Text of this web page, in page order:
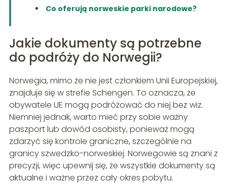
Co oferują norweskie parki narodowe?
Jakie dokumenty są potrzebne
do podróży do Norwegii?
Norwegia, mimo że nie jest członkiem Unii Europejskiej,
znajduje się w strefie Schengen. To oznacza, że
obywatele UE mogą podróżować do niej bez wiz.
Niemniej jednak, warto mieć przy sobie ważny
paszport lub dowód osobisty, ponieważ mogą
zdarzyć się kontrole graniczne, szczególnie na
granicy szwedzko-norweskiej. Norwegowie są znani z
precyzji, więc upewnij się, że wszystkie dokumenty są
aktualne i ważne przez cały okres pobytu.